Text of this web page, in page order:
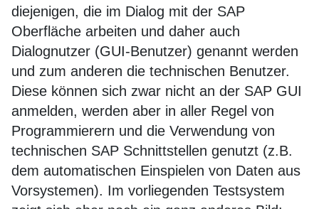
diejenigen, die im Dialog mit der SAP
Oberfläche arbeiten und daher auch
Dialognutzer (GUI-Benutzer) genannt werden
und zum anderen die technischen Benutzer.
Diese können sich zwar nicht an der SAP GUI
anmelden, werden aber in aller Regel von
Programmierern und die Verwendung von
technischen SAP Schnittstellen genutzt (z.B.
dem automatischen Einspielen von Daten aus
Vorsystemen). Im vorliegenden Testsystem